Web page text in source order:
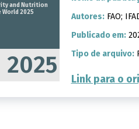
and Nutrition
World 2025
2025
Autores:FAO;
Publicado em:
Tipo de arquivo:
Link para o